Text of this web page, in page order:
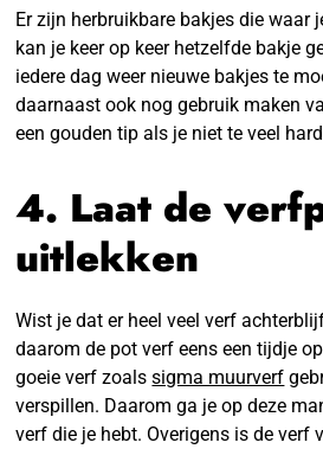
Er zijn herbruikbare bakjes die waar
kan je keer op keer hetzelfde bakje
iedere dag weer nieuwe bakjes te
daarnaast ook nog gebruik maken
een gouden tip als je niet te veel
4. Laat de
uitlekken
Wist je dat er heel veel verf
daarom de pot verf eens een tijdje
goeie verf zoalssigma muurverf
verspillen. Daarom ga je op deze
verf die je hebt. Overigens is de verf